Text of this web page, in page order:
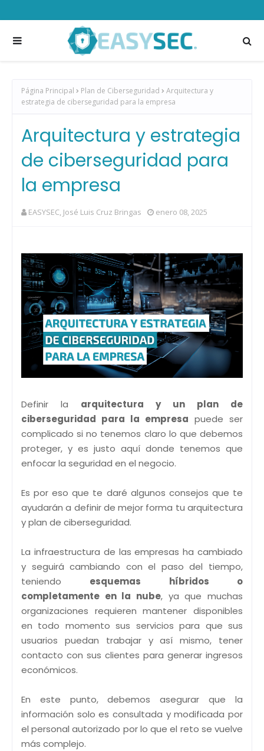
Página Principal Plan de Ciberseguridad
Arquitectura y
estrategia de ciberseguridad para la empresa
Arquitectura y estrategia
de ciberseguridad para
la empresa
EASYSEC, José Luis Cruz Bringas enero 08, 2025
Definir la arquitectura y un plan de
ciberseguridad para la empresa puede ser
complicado si no tenemos claro lo que debemos
proteger, y es justo aquí donde tenemos que
enfocar la seguridad en el negocio.
Es por eso que te daré algunos consejos que te
ayudarán a definir de mejor forma tu arquitectura
y plan de ciberseguridad.
La infraestructura de las empresas ha cambiado
y seguirá cambiando con el paso del tiempo,
teniendo esquemas híbridos o
completamente en la nube, ya que muchas
organizaciones requieren mantener disponibles
en todo momento sus servicios para que sus
usuarios puedan trabajar y así mismo, tener
contacto con sus clientes para generar ingresos
económicos.
En este punto, debemos asegurar que la
información solo es consultada y modificada por
el personal autorizado por lo que el reto se vuelve
más complejo.